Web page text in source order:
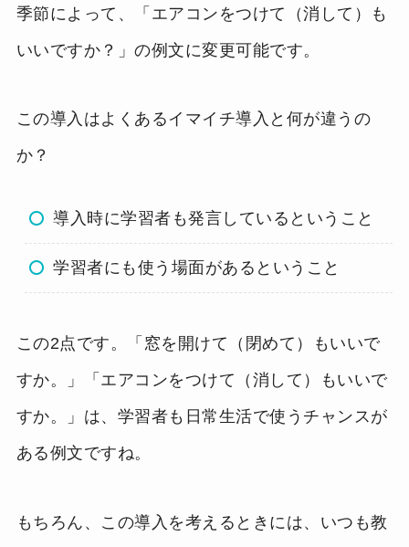
季節によって、「エアコンをつけて（消して）も
いいですか？」の例文に変更可能です。
この導入はよくあるイマイチ導入と何が違うの
か？
導入時に学習者も発言しているということ
学習者にも使う場面があるということ
この2点です。「窓を開けて（閉めて）もいいで
すか。」「エアコンをつけて（消して）もいいで
すか。」は、学習者も日常生活で使うチャンスが
ある例文ですね。
もちろん、この導入を考えるときには、いつも教